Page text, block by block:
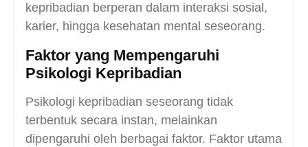
kepribadian berperan dalam interaksi sosial,
karier, hingga kesehatan mental seseorang.
Faktor yang Mempengaruhi
Psikologi Kepribadian
Psikologi kepribadian seseorang tidak
terbentuk secara instan, melainkan
dipengaruhi oleh berbagai faktor. Faktor utama